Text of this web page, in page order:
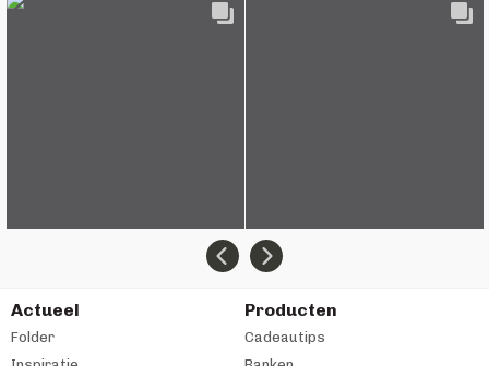
Actueel
Folder
Producten
Cadeautips